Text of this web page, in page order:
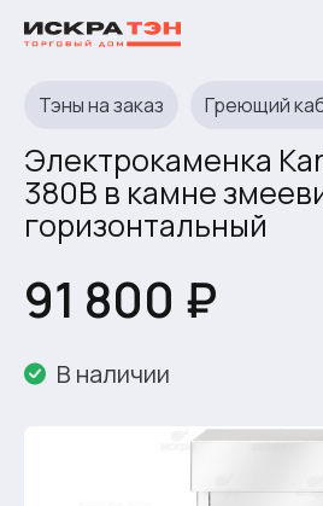
Тэны на заказ Греющий
Электрокаменка
380В в камне
горизонтальный
91 800 ₽
В наличии